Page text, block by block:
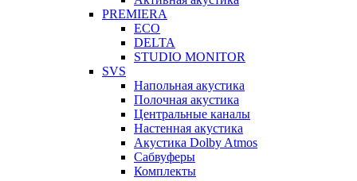
PREMIERA
ECO
DELTA
STUDIO MONITOR
SVS
Напольная акустика
Полочная акустика
Центральные каналы
Настенная акустика
Акустика Dolby Atmos
Сабвуферы
Комплекты